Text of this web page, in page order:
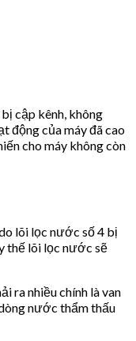
cập kênh, không
động của máy đã cao
cho máy không còn
lõi lọc nước số 4 bị
thế lõi lọc nước sẽ
ra nhiều chính là van
nước thẩm thấu